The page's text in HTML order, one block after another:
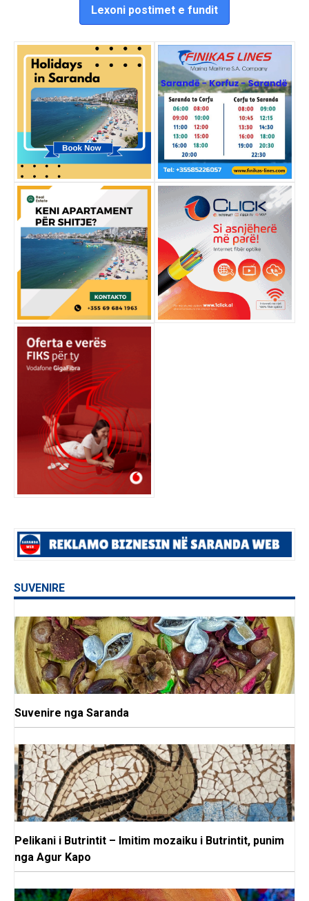
Lexoni postimet e fundit
SUVENIRE
Suvenire nga Saranda
Pelikani i Butrintit – Imitim mozaiku i Butrintit, punim
nga Agur Kapo